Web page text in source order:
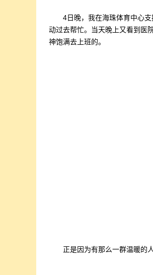
4日晚，我在海珠体育中心
动过去帮忙。当天晚上又看到医
神饱满去上班的。
正是因为有那么一群温暖的